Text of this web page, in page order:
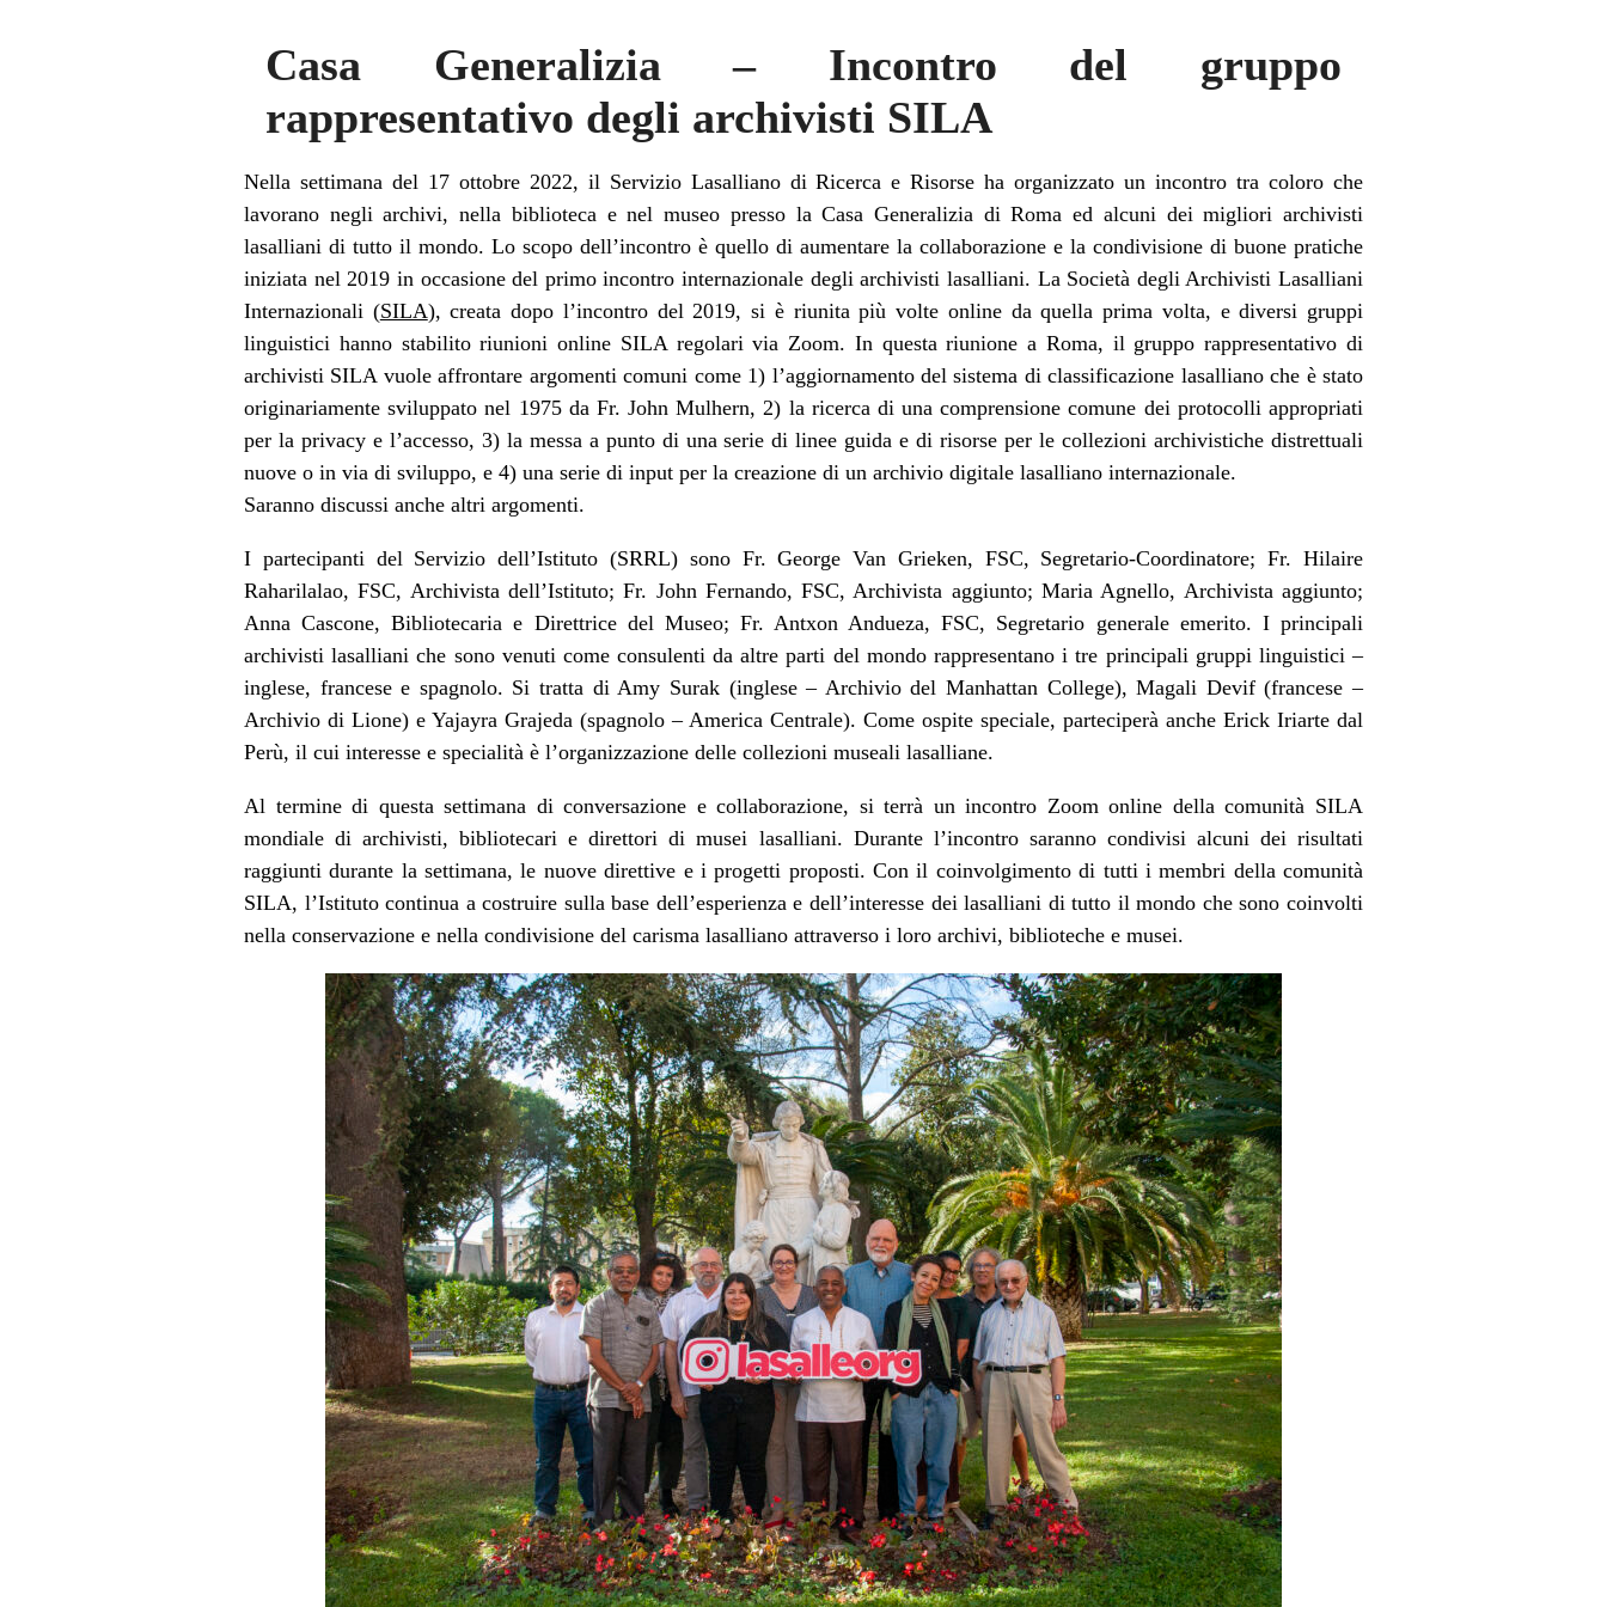
Casa Generalizia – Incontro del gruppo
rappresentativo degli archivisti SILA
Nella settimana del 17 ottobre 2022, il Servizio Lasalliano di Ricerca e Risorse ha organizzato un incontro tra coloro che
lavorano negli archivi, nella biblioteca e nel museo presso la Casa Generalizia di Roma ed alcuni dei migliori archivisti
lasalliani di tutto il mondo. Lo scopo dell’incontro è quello di aumentare la collaborazione e la condivisione di buone pratiche
iniziata nel 2019 in occasione del primo incontro internazionale degli archivisti lasalliani. La Società degli Archivisti Lasalliani
Internazionali (SILA), creata dopo l’incontro del 2019, si è riunita più volte online da quella prima volta, e diversi gruppi
linguistici hanno stabilito riunioni online SILA regolari via Zoom. In questa riunione a Roma, il gruppo rappresentativo di
archivisti SILA vuole affrontare argomenti comuni come 1) l’aggiornamento del sistema di classificazione lasalliano che è stato
originariamente sviluppato nel 1975 da Fr. John Mulhern, 2) la ricerca di una comprensione comune dei protocolli appropriati
per la privacy e l’accesso, 3) la messa a punto di una serie di linee guida e di risorse per le collezioni archivistiche distrettuali
nuove o in via di sviluppo, e 4) una serie di input per la creazione di un archivio digitale lasalliano internazionale.
Saranno discussi anche altri argomenti.
I partecipanti del Servizio dell’Istituto (SRRL) sono Fr. George Van Grieken, FSC, Segretario-Coordinatore; Fr. Hilaire
Raharilalao, FSC, Archivista dell’Istituto; Fr. John Fernando, FSC, Archivista aggiunto; Maria Agnello, Archivista aggiunto;
Anna Cascone, Bibliotecaria e Direttrice del Museo; Fr. Antxon Andueza, FSC, Segretario generale emerito. I principali
archivisti lasalliani che sono venuti come consulenti da altre parti del mondo rappresentano i tre principali gruppi linguistici –
inglese, francese e spagnolo. Si tratta di Amy Surak (inglese – Archivio del Manhattan College), Magali Devif (francese –
Archivio di Lione) e Yajayra Grajeda (spagnolo – America Centrale). Come ospite speciale, parteciperà anche Erick Iriarte dal
Perù, il cui interesse e specialità è l’organizzazione delle collezioni museali lasalliane.
Al termine di questa settimana di conversazione e collaborazione, si terrà un incontro Zoom online della comunità SILA
mondiale di archivisti, bibliotecari e direttori di musei lasalliani. Durante l’incontro saranno condivisi alcuni dei risultati
raggiunti durante la settimana, le nuove direttive e i progetti proposti. Con il coinvolgimento di tutti i membri della comunità
SILA, l’Istituto continua a costruire sulla base dell’esperienza e dell’interesse dei lasalliani di tutto il mondo che sono coinvolti
nella conservazione e nella condivisione del carisma lasalliano attraverso i loro archivi, biblioteche e musei.